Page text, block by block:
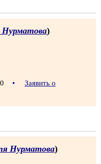
)
•
Заявить о
Нурматова)